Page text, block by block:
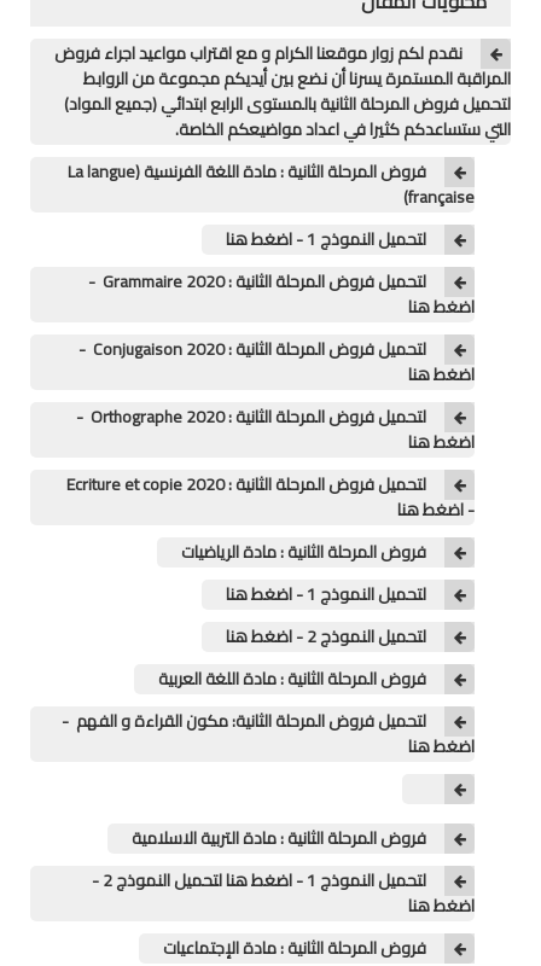
خدمات
خدمات FM6
المستوى الثاني
المستوى الثالث
المستوى الرابع
المستوى الخامس
المستوى السادس
فروض و امتحانات
المرحلة الثانية
نقدم لكم زوار موقعنا الكرام و مع اقتراب مواعيد اجراء فروض
المراقبة المستمرة يسرنا أن نضع بين أيديكم مجموعة من الروابط
لتحميل فروض المرحلة الثانية بالمستوى الرابع ابتدائي (جميع المواد)
التي ستساعدكم كثيرا في اعداد مواضيعكم الخاصة.
فروض المرحلة الثانية : مادة اللغة الفرنسية (La langue
française)
لتحميل النموذج 1 - اضغط هنا
لتحميل فروض المرحلة الثانية : Grammaire 2020 -
اضغط هنا
لتحميل فروض المرحلة الثانية : Conjugaison 2020 -
اضغط هنا
لتحميل فروض المرحلة الثانية : Orthographe 2020 -
اضغط هنا
- اضغط هنا
فروض المرحلة الثانية : مادة الرياضيات
لتحميل النموذج 1 - اضغط هنا
لتحميل النموذج 2 - اضغط هنا
فروض المرحلة الثانية : مادة اللغة العربية
لتحميل فروض المرحلة الثانية: مكون القراءة و الفهم -
اضغط هنا
فروض المرحلة الثانية : مادة التربية الاسلامية
لتحميل النموذج 1 - اضغط هنا لتحميل النموذج 2 -
اضغط هنا
فروض المرحلة الثانية : مادة الإجتماعيات